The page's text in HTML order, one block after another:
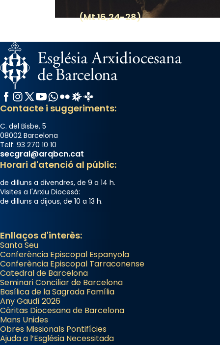
(Mt 16,24-28)
Facebook
Instagram
X / Twitter
YouTube
WhatsApp
FlickrRadio Estel
Catalunya Cristiana
Contacte i suggeriments:
C. del Bisbe, 5
08002 Barcelona
Telf. 93 270 10 10
secgral@arqbcn.cat
Horari d'atenció al públic:
de dilluns a divendres, de 9 a 14 h.
Visites a l'Arxiu Diocesà:
de dilluns a dijous, de 10 a 13 h.
Enllaços d'interès:
Santa Seu
Conferència Episcopal Espanyola
Conferència Episcopal Tarraconense
Catedral de Barcelona
Seminari Conciliar de Barcelona
Basílica de la Sagrada Família
Any Gaudí 2026
Càritas Diocesana de Barcelona
Mans Unides
Obres Missionals Pontifícies
Ajuda a l’Església Necessitada